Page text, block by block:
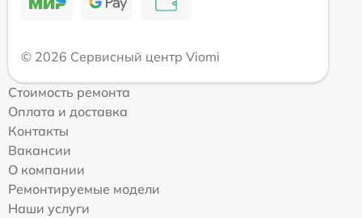
© 2026 Сервисный центр Viomi
Стоимость ремонта
Оплата и доставка
Контакты
Вакансии
О компании
Ремонтируемые модели
Наши услуги